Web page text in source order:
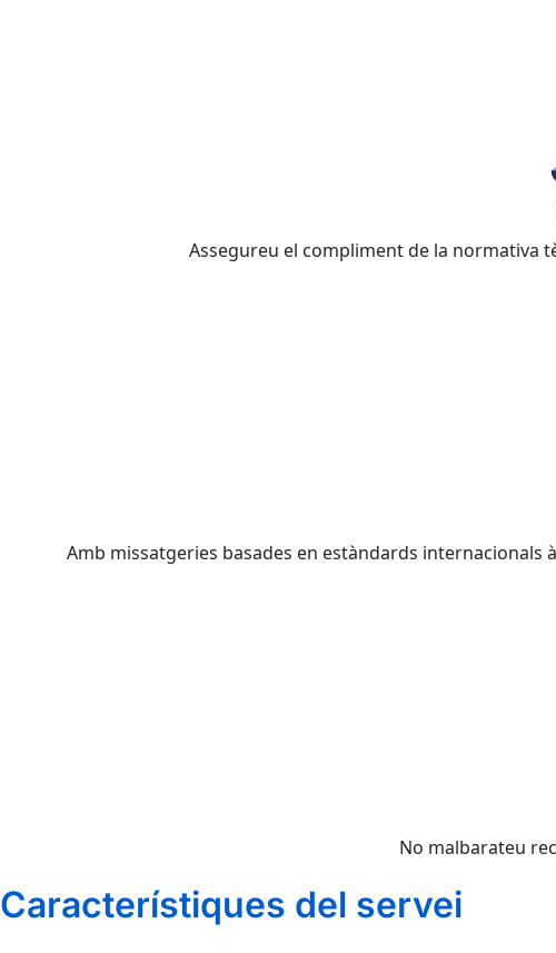
Assegureu el compliment de la normativa
Amb missatgeries basades en estàndards
No malbarateu
Característiques del servei